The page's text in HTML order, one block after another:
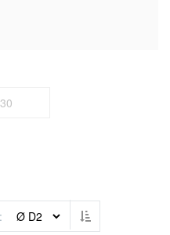
Van hoog naar